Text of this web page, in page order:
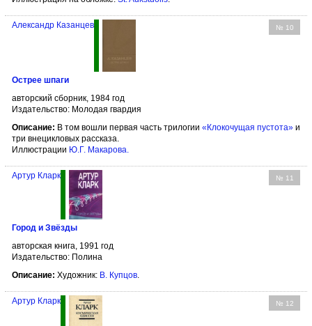
№ 10
Александр Казанцев
Острее шпаги
авторский сборник, 1984 год
Издательство: Молодая гвардия
Описание: В том вошли первая часть трилогии «Клокочущая пустота» и
три внецикловых рассказа.
Иллюстрации Ю.Г. Макарова
№ 11
Артур Кларк
Город и Звёзды
авторская книга, 1991 год
Издательство: Полина
Описание: Художник: В. Купцов.
№ 12
Артур Кларк